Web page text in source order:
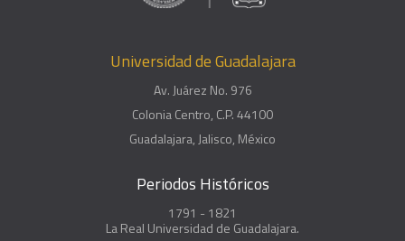
Universidad de Guadalajara
Av. Juárez No. 976
Colonia Centro, C.P. 44100
Guadalajara, Jalisco, México
Periodos Históricos
1791 - 1821
La Real Universidad de Guadalajara.